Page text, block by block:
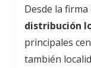
Desde la
distribución
principales
también